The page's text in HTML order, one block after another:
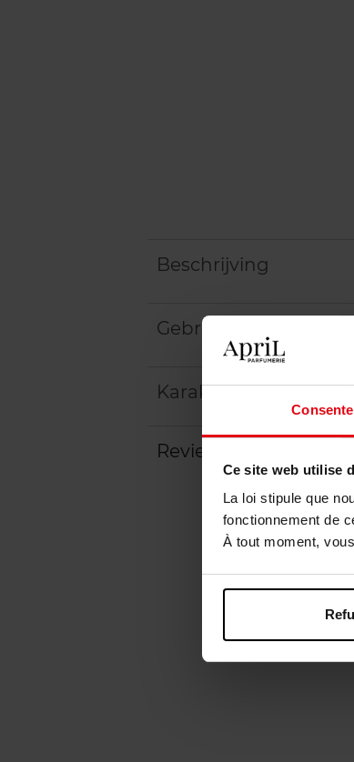
Ce site web utilise
La loi stipule que
fonctionnement de
À tout moment,
Beschrijving
Gebruiksadvies
Karakteristieken
Review